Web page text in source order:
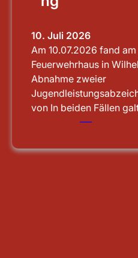
10. Juli 2026
Am 10.07.2026 fand am
Feuerwehrhaus in
Abnahme zweier
von In beiden Fällen